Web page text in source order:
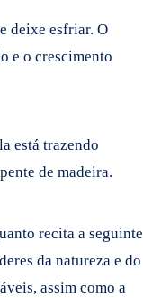
deixe esfriar. O
e o crescimento
está trazendo
de madeira.
recita a seguinte
da natureza e do
assim como a